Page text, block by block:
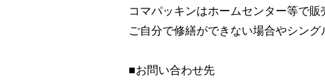
コマパッキンはホームセンター等で販
ご自分で修繕ができない場合やシン
■お問い合わせ先